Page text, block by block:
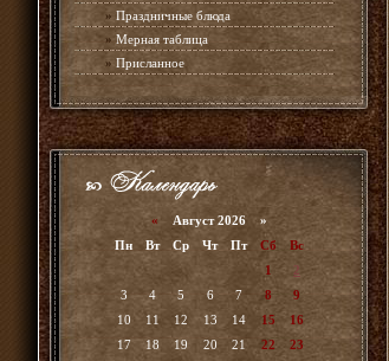
» Праздничные блюда
» Мерная таблица
» Присланное
« Август 2026 »
Пн
Вт Ср Чт Пт Сб
Вс
1
2
3
4 5 6 7 8
9
10
11 12 13 14 15
16
17
18 19 20 21 22
23